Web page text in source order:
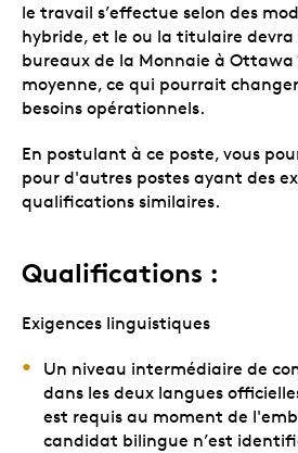
le travail s’effectue selon des
hybride, et le ou la titulaire
bureaux de la Monnaie à Ottawa
moyenne, ce qui pourrait
besoins opérationnels.
En postulant à ce poste, vous
pour d'autres postes ayant des
qualifications similaires.
Qualifications :
Exigences linguistiques
Un niveau intermédiaire de
dans les deux langues
est requis au moment de
candidat bilingue n’est